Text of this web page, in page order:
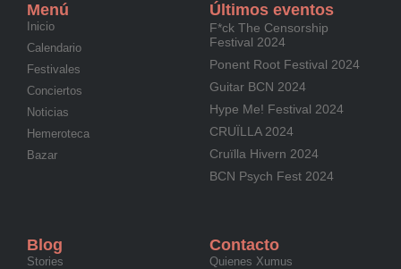
Menú
Inicio
Calendario
Festivales
Conciertos
Noticias
Hemeroteca
Bazar
Últimos eventos
F*ck The Censorship
Festival 2024
Ponent Root Festival 2024
Guitar BCN 2024
Hype Me! Festival 2024
CRUÏLLA 2024
Cruïlla Hivern 2024
BCN Psych Fest 2024
Blog
Stories
Contacto
Quienes Xumus